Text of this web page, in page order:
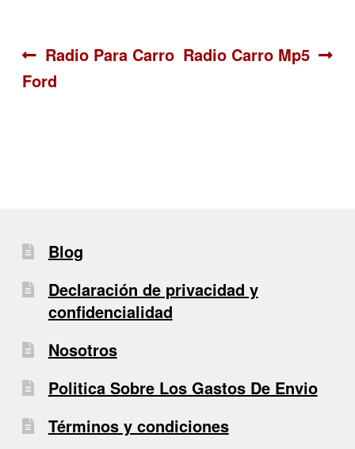
Navegación
de
Anterior:
Radio Para Carro
Ford
Siguiente:
Radio Carro Mp5
Blog
Declaración de privacidad y
confidencialidad
Nosotros
Politica Sobre Los Gastos De Envio
Términos y condiciones